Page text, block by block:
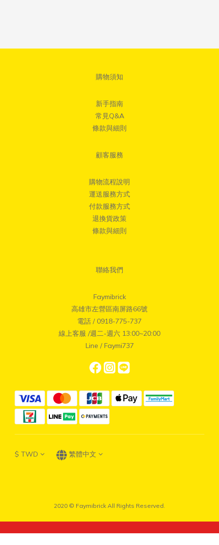
購物須知
新手指南
常見Q&A
條款與細則
顧客服務
購物流程說明
運送服務方式
付款服務方式
退換貨政策
條款與細則
聯絡我們
Faymibrick
高雄市左營區南屏路66號
電話 / 0918-775-737
線上客服 /週二-週六 13:00~20:00
Line / Faymi737
$ TWD 繁體中文
2020 © Faymibrick All Rights Reserved.